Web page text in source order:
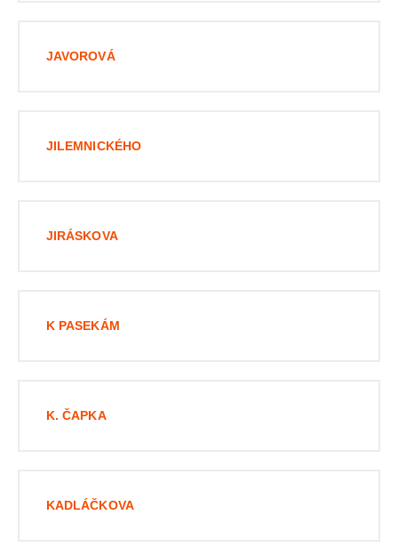
JAVOROVÁ
JILEMNICKÉHO
JIRÁSKOVA
K PASEKÁM
K. ČAPKA
KADLÁČKOVA